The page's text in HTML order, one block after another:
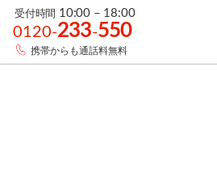
受付時間 10:00 – 18:00
0120-233-550
携帯からも通話料無料